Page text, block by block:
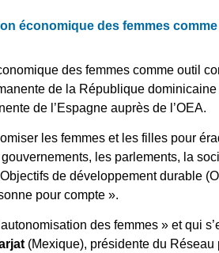
économique des femmes
des femmes comme outil
de la République
de l’Espagne auprès de l’OEA.
les femmes et les filles pour
les parlements, la
de développement durable
pour compte ».
des femmes » et qui
(Mexique), présidente du Réseau